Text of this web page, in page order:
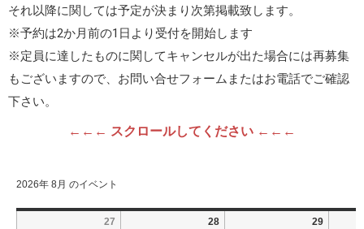
それ以降に関しては予定が決まり次第掲載致します。
※予約は2か月前の1日より受付を開始します
※定員に達したものに関してキャンセルが出た場合には再募集
もございますので、お問い合せフォームまたはお電話でご確認
下さい。
←←← スクロールしてください ←←←
2026年 8月 のイベント
27 28 29